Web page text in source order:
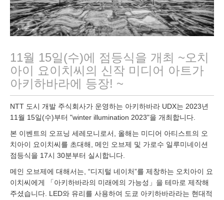
11월 15일(수)에 점등식을 개최 ~오치
아이 요이치씨의 신작 미디어 아트가
아키하바라에 등장! ~
NTT 도시 개발 주식회사가 운영하는 아키하바라 UDX는 2023년
11월 15일(수)부터 "winter illumination 2023"을 개최합니다.
본 이벤트의 오프닝 세레모니로서, 올해는 미디어 아티스트의 오
치아이 요이치씨를 초대해, 메인 오브제 및 가로수 일루미네이션
점등식을 17시 30분부터 실시합니다.
메인 오브제에 대해서는, “디지털 네이처”를 제창하는 오치아이 요
이치씨에게 「아키하바라의 미래에의 가능성」을 테마로 제작해
주셨습니다. LED와 유리를 사용하여 도쿄 아키하바라라는 현대적